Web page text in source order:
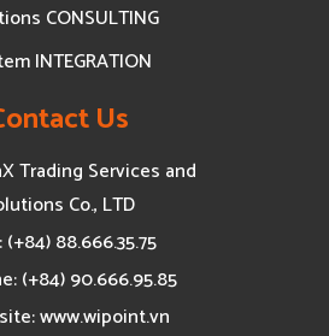
CONSULTING
INTEGRATION
Us
Trading Services and
Co., LTD
(+84) 88.666.35.75
(+84) 90.666.95.85
www.wipoint.vn